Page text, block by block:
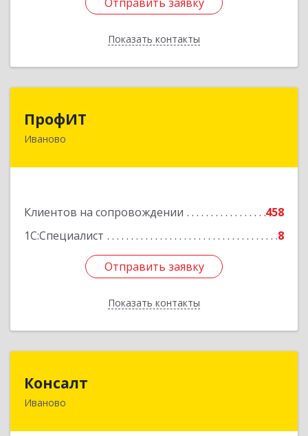
Показать контакты
Назад
ПрофИТ
Иваново
Клиентов на сопровождении
458
1С:Специалист
8
Отправить заявку
Показать контакты
153000, Ивановская обл, г.о. город Иваново,
Подробнее
Отправить заявку
Назад
Консалт
Иваново
153000, Ивановская обл, Иваново г, Жарова ул,